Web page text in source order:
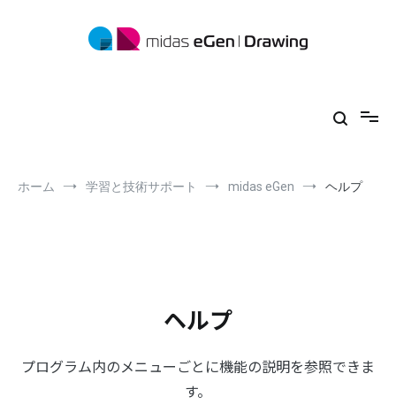
ホーム 学習と技術サポート midas eGen ヘルプ
ヘルプ
プログラム内のメニューごとに機能の説明を参照できま
す。